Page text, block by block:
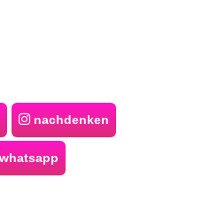
nachdenken